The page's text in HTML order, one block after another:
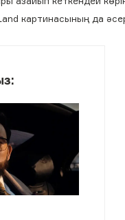
картинасының да